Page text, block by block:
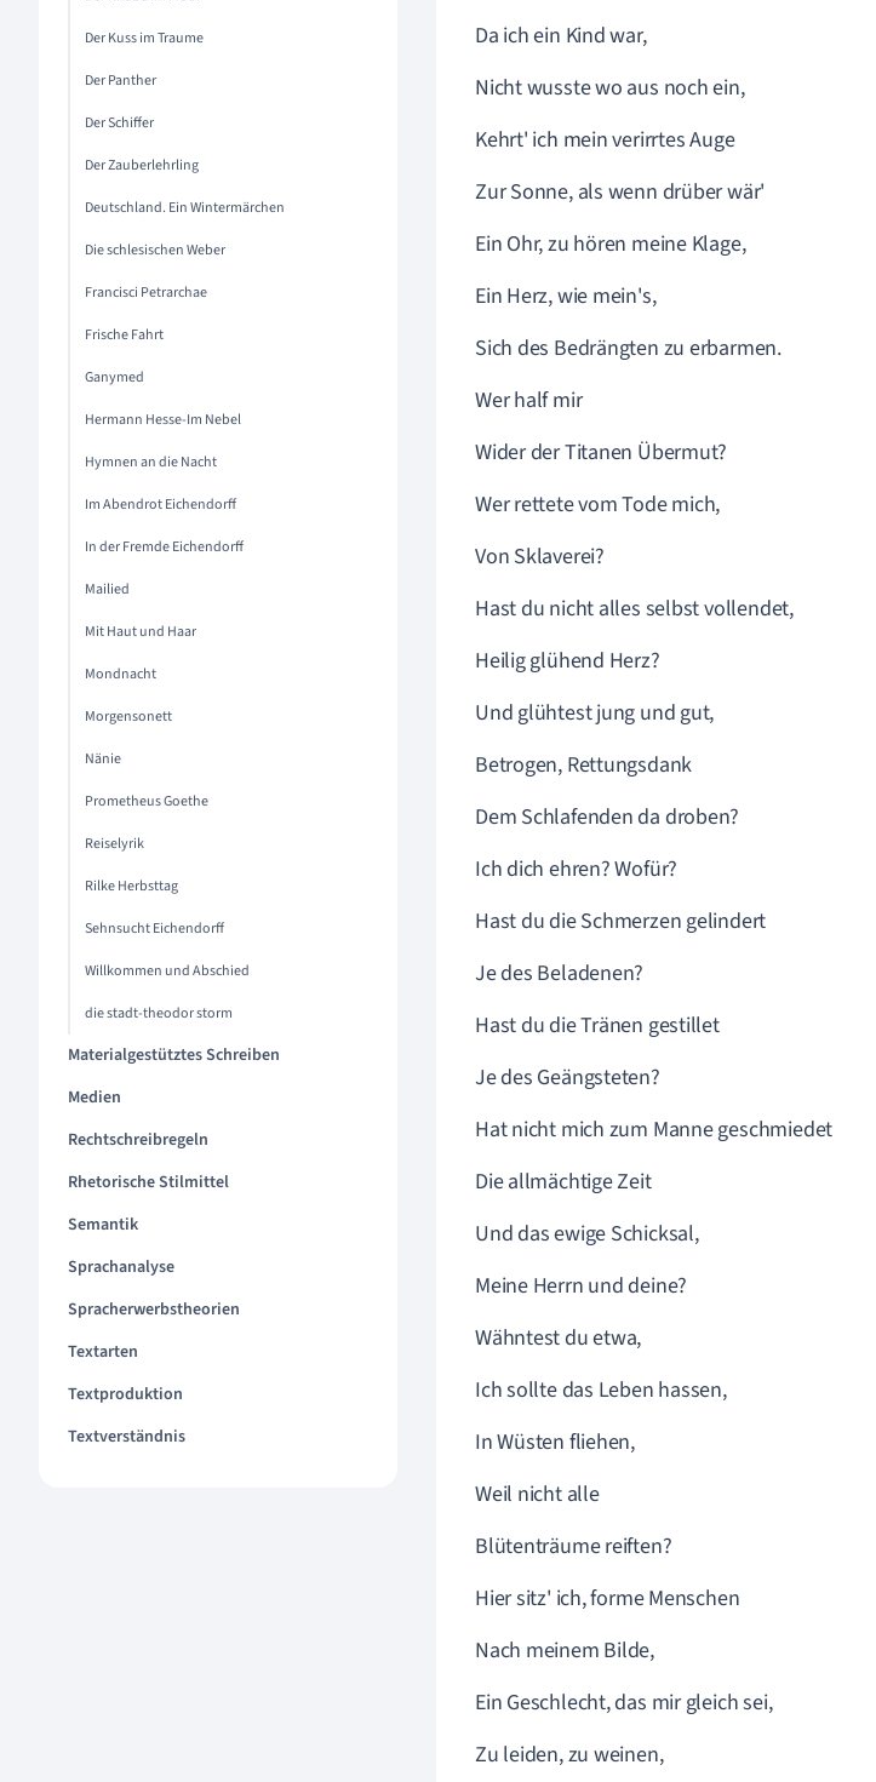
Der Kuss im Traume
Der Panther
Der Schiffer
Der Zauberlehrling
Deutschland. Ein Wintermärchen
Die schlesischen Weber
Francisci Petrarchae
Frische Fahrt
Ganymed
Hermann Hesse-Im Nebel
Hymnen an die Nacht
Im Abendrot Eichendorff
In der Fremde Eichendorff
Mailied
Mit Haut und Haar
Mondnacht
Morgensonett
Nänie
Prometheus Goethe
Reiselyrik
Rilke Herbsttag
Sehnsucht Eichendorff
Willkommen und Abschied
die stadt-theodor storm
Materialgestütztes Schreiben
Medien
Rechtschreibregeln
Rhetorische Stilmittel
Semantik
Sprachanalyse
Spracherwerbstheorien
Textarten
Textproduktion
Textverständnis
Da ich ein Kind war,
Nicht wusste wo aus noch ein,
Kehrt' ich mein verirrtes Auge
Zur Sonne, als wenn drüber wär'
Ein Ohr, zu hören meine Klage,
Ein Herz, wie mein's,
Sich des Bedrängten zu erbarmen.
Wer half mir
Wider der Titanen Übermut?
Wer rettete vom Tode mich,
Von Sklaverei?
Hast du nicht alles selbst vollendet,
Heilig glühend Herz?
Und glühtest jung und gut,
Betrogen, Rettungsdank
Dem Schlafenden da droben?
Ich dich ehren? Wofür?
Hast du die Schmerzen gelindert
Je des Beladenen?
Hast du die Tränen gestillet
Je des Geängsteten?
Hat nicht mich zum Manne geschmiedet
Die allmächtige Zeit
Und das ewige Schicksal,
Meine Herrn und deine?
Wähntest du etwa,
Ich sollte das Leben hassen,
In Wüsten fliehen,
Weil nicht alle
Blütenträume reiften?
Hier sitz' ich, forme Menschen
Nach meinem Bilde,
Ein Geschlecht, das mir gleich sei,
Zu leiden, zu weinen,